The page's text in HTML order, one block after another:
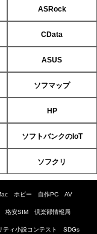
ASRock
CData
ASUS
ソフマップ
HP
ソフトバンクのIoT
ソフクリ
ホビー 自作PC AV
格安SIM 倶楽部情報局
ティ小説コンテスト SDGs